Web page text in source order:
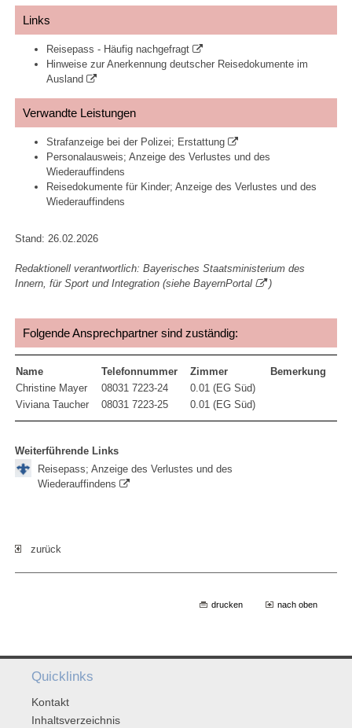
Links
Reisepass - Häufig nachgefragt
Hinweise zur Anerkennung deutscher Reisedokumente im
Ausland
Verwandte Leistungen
Strafanzeige bei der Polizei; Erstattung
Personalausweis; Anzeige des Verlustes und des
Wiederauffindens
Reisedokumente für Kinder; Anzeige des Verlustes und des
Wiederauffindens
Stand: 26.02.2026
Redaktionell verantwortlich: Bayerisches Staatsministerium des
Innern, für Sport und Integration (sieheBayernPortal )
Folgende Ansprechpartner sind zuständig:
Name Telefonnummer Zimmer
Bemerkung
Christine Mayer
08031 7223-24
0.01 (EG Süd)
Viviana Taucher
08031 7223-25 0.01 (EG Süd)
Weiterführende Links
Reisepass; Anzeige des Verlustes und des
Wiederauffindens
zurück
drucken nach oben
Quicklinks
Kontakt
Inhaltsverzeichnis